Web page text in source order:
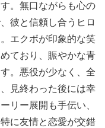
。無口ながらも心の
彼と信頼し合うヒロ
エクボが印象的な笑
ており、賑やかな青
。悪役が少なく、全
見終わった後には幸
リー展開も手伝い、
に友情と恋愛が交錯